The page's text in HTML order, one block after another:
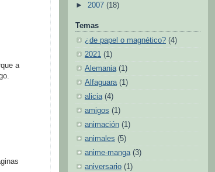
a
► 2007 (18)
Temas
¿de papel o magnético? (4)
2021 (1)
Alemania (1)
Alfaguara (1)
alicia (4)
amigos (1)
animación (1)
animales (5)
anime-manga (3)
aniversario (1)